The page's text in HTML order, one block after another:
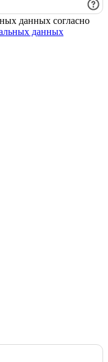
данных согласно
данных